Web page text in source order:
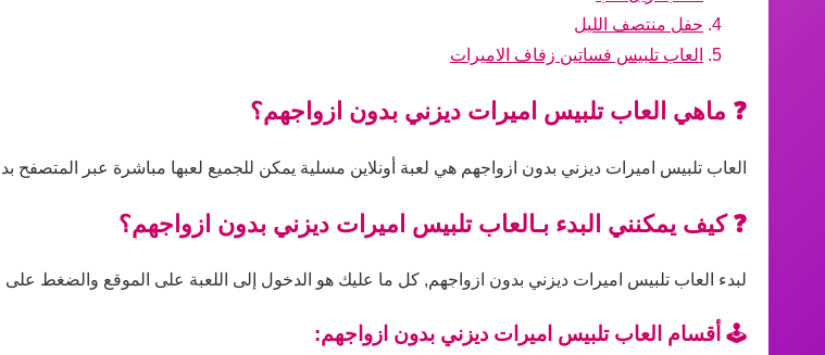
حفل منتصف الليل
العاب تلبيس فساتين زفاف الاميرات
❓ ماهي العاب تلبيس اميرات ديزني بدون ازواجهم؟
العاب تلبيس اميرات ديزني بدون ازواجهم هي لعبة أونلاين مسلية يمكن للجميع لعبها مباشرة عبر المتصفح
❓ كيف يمكنني البدء بـالعاب تلبيس اميرات ديزني بدون ازواجهم؟
لبدء العاب تلبيس اميرات ديزني بدون ازواجهم, كل ما عليك هو الدخول إلى اللعبة على الموقع والضغط على
🕹️ أقسام العاب تلبيس اميرات ديزني بدون ازواجهم: